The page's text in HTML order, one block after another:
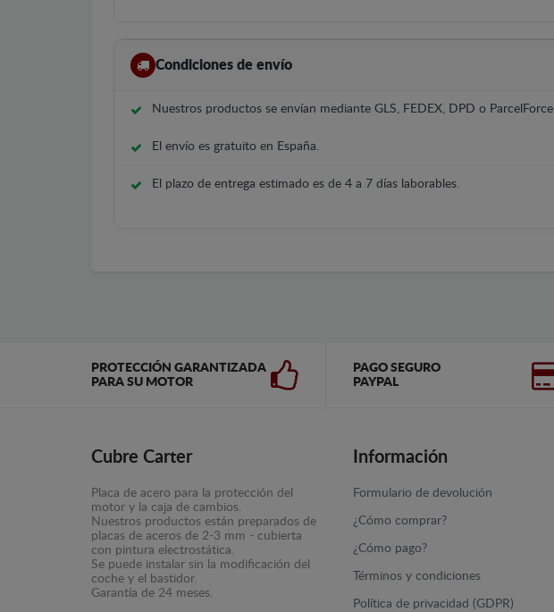
Condiciones de envío
Nuestros productos se envían mediante GLS, FEDEX, DPD o ParcelForce
El envío es gratuito en España.
El plazo de entrega estimado es de 4 a 7 días laborables.
PROTECCIÓN GARANTIZADA
PARA SU MOTOR
PAGO SEGURO
PAYPAL
Cubre Carter
Placa de acero para la protección del
motor y la caja de cambios.
Nuestros productos están preparados de
placas de aceros de 2-3 mm - cubierta
con pintura electrostática.
Se puede instalar sin la modificación del
coche y el bastidor.
Garantía de 24 meses.
Información
Formulario de devolución
¿Cómo comprar?
¿Cómo pago?
Términos y condiciones
Política de privacidad (GDPR)